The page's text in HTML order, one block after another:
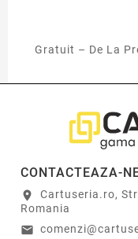
Gratuit – De La
CONTACTEAZA-
location_on
Cartuseria.ro,
Romania
email